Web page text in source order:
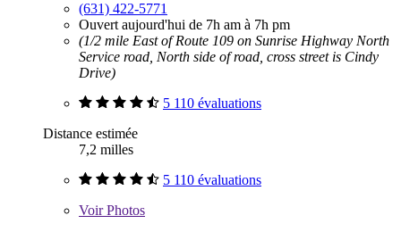
(631) 422-5771
Ouvert aujourd'hui de 7h am à 7h pm
(1/2 mile East of Route 109 on Sunrise Highway North
Service road, North side of road, cross street is Cindy
Drive)
5 110 évaluations
Distance estimée
7,2 milles
5 110 évaluations
VoirPhotos